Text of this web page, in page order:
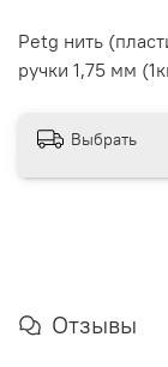
Petg нить
ручки 1,75 мм
Выбрать
Отзывы